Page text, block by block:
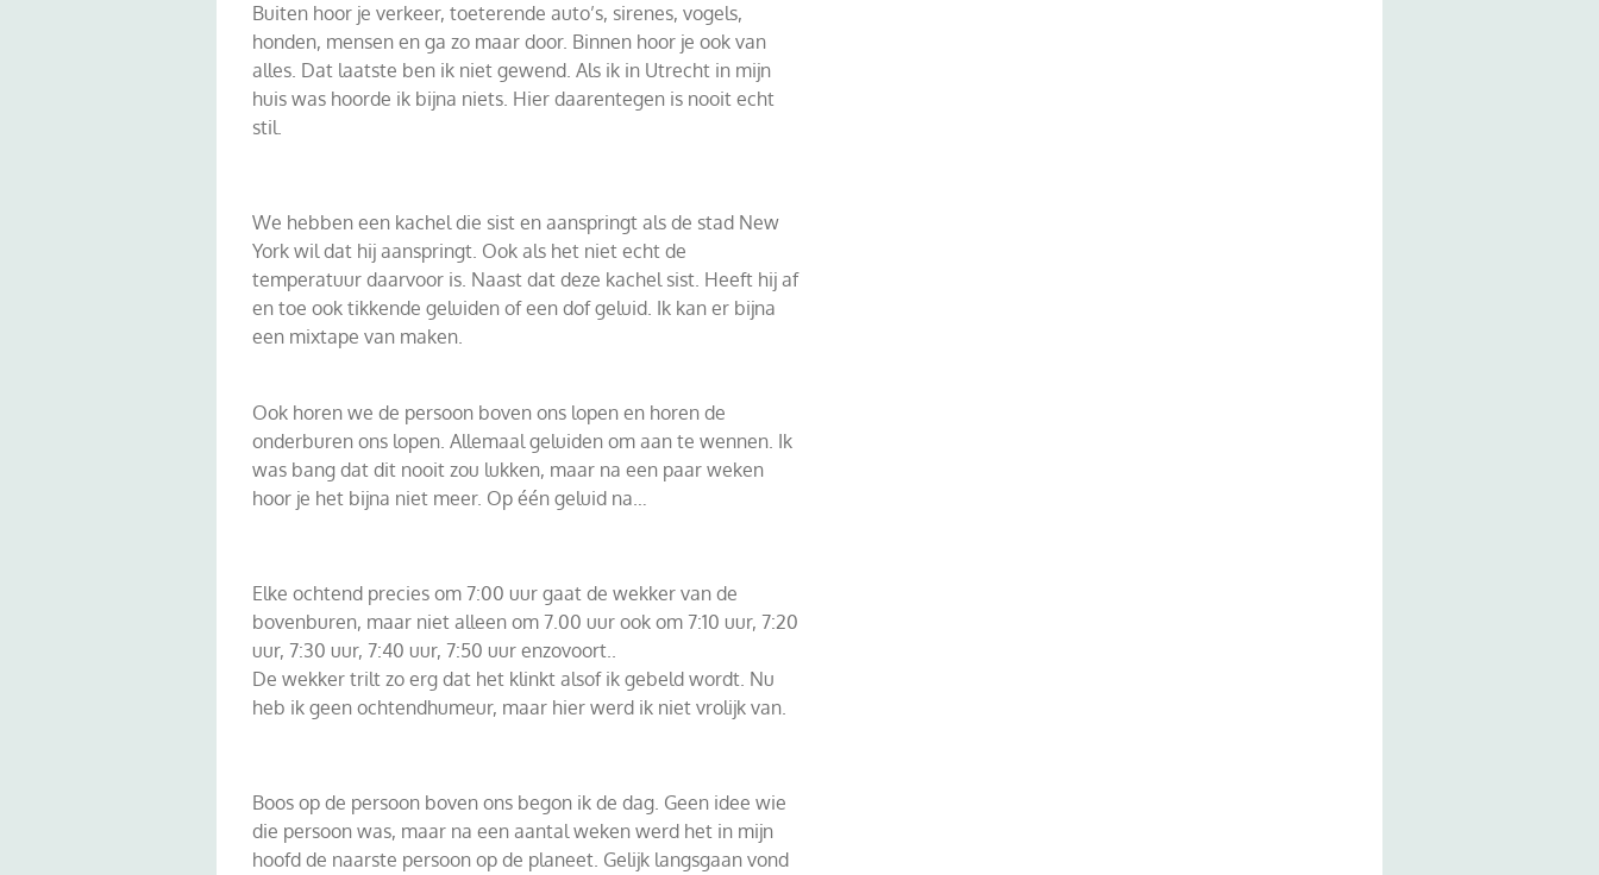
Buiten hoor je verkeer, toeterende auto’s, sirenes, vogels,
honden, mensen en ga zo maar door. Binnen hoor je ook van
alles. Dat laatste ben ik niet gewend. Als ik in Utrecht in mijn
huis was hoorde ik bijna niets. Hier daarentegen is nooit echt
stil.
We hebben een kachel die sist en aanspringt als de stad New
York wil dat hij aanspringt. Ook als het niet echt de
temperatuur daarvoor is. Naast dat deze kachel sist. Heeft hij af
en toe ook tikkende geluiden of een dof geluid. Ik kan er bijna
een mixtape van maken.
Ook horen we de persoon boven ons lopen en horen de
onderburen ons lopen. Allemaal geluiden om aan te wennen. Ik
was bang dat dit nooit zou lukken, maar na een paar weken
hoor je het bijna niet meer. Op één geluid na…
Elke ochtend precies om 7:00 uur gaat de wekker van de
bovenburen, maar niet alleen om 7.00 uur ook om 7:10 uur, 7:20
uur, 7:30 uur, 7:40 uur, 7:50 uur enzovoort..
De wekker trilt zo erg dat het klinkt alsof ik gebeld wordt. Nu
heb ik geen ochtendhumeur, maar hier werd ik niet vrolijk van.
Boos op de persoon boven ons begon ik de dag. Geen idee wie
die persoon was, maar na een aantal weken werd het in mijn
hoofd de naarste persoon op de planeet. Gelijk langsgaan vond